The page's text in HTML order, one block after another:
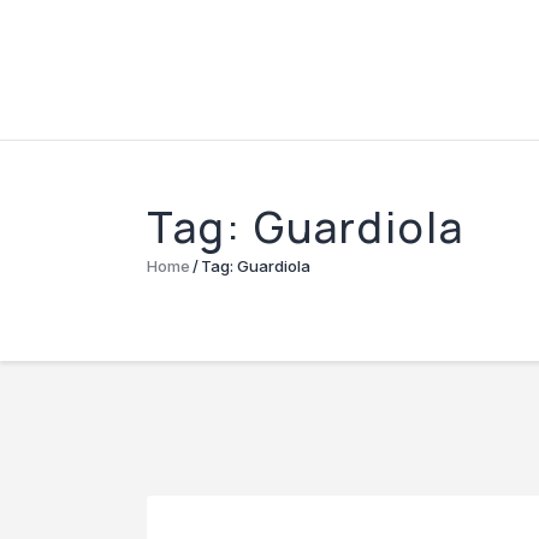
Tag: Guardiola
Home Tag: Guardiola